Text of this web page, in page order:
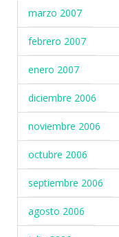
marzo 2007
febrero 2007
enero 2007
diciembre 2006
noviembre 2006
octubre 2006
septiembre 2006
agosto 2006